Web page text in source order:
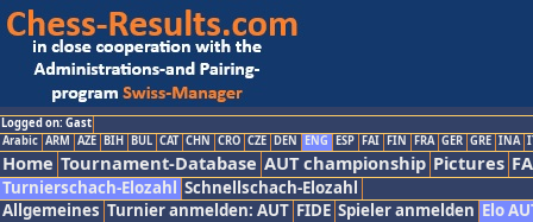
Logged on: Gast
Arabic ARM AZE BIH BUL CAT CHN CRO CZE DEN ENG ESP FAI FIN FRA GER GRE INA
Home Tournament-Database AUT championship Pictures
Turnierschach-Elozahl Schnellschach-Elozahl
Allgemeines Turnier anmelden: AUT FIDE Spieler anmelden Elo